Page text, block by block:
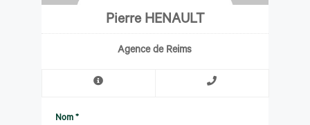
Pierre HENAULT
Agence de Reims
Nom *